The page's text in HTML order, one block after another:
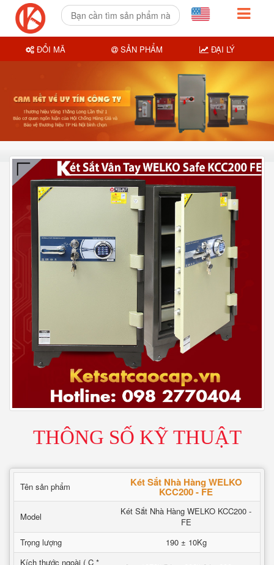
THÔNG SỐ KỸ THUẬT
Tên sản phẩm Két Sắt Nhà Hàng WELKO
KCC200 - FE
Model
Két Sắt Nhà Hàng WELKO KCC200 -
FE
Trọng lượng
190 ± 10Kg
Kích thước ngoài ( C *
ĐỔI MÃ SẢN PHẨM ĐẠI LÝ